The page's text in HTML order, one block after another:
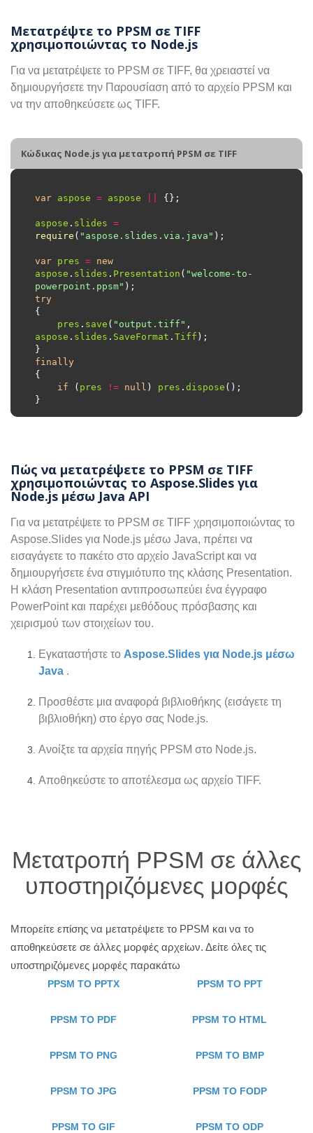
Μετατρέψτε το PPSM σε TIFF
χρησιμοποιώντας το Node.js
Για να μετατρέψετε το PPSM σε TIFF, θα χρειαστεί να
δημιουργήσετε την Παρουσίαση από το αρχείο PPSM και
να την αποθηκεύσετε ως TIFF.
Κώδικας Node.js για μετατροπή PPSM σε TIFF
var aspose = aspose
aspose . slides =
require ( "aspose.slides.via.java"
var pres = new
aspose . slides . Presentation ( "welcome-to-
powerpoint.ppsm"
try
pres . save ( "output.tiff"
aspose . slides . SaveFormat . Tiff
finally
if ( pres != null ) pres . dispose
Πώς να μετατρέψετε το PPSM σε TIFF
χρησιμοποιώντας το Aspose.Slides για
Node.js μέσω Java API
Για να μετατρέψετε το PPSM σε TIFF χρησιμοποιώντας το
Aspose.Slides για Node.js μέσω Java, πρέπει να
εισαγάγετε το πακέτο στο αρχείο JavaScript και να
δημιουργήσετε ένα στιγμιότυπο της κλάσης Presentation.
Η κλάση Presentation αντιπροσωπεύει ένα έγγραφο
PowerPoint και παρέχει μεθόδους πρόσβασης και
χειρισμού των στοιχείων του.
Εγκαταστήστε το Aspose.Slides για Node.js μέσω
Java .
Προσθέστε μια αναφορά βιβλιοθήκης (εισάγετε τη
βιβλιοθήκη) στο έργο σας Node.js.
Ανοίξτε τα αρχεία πηγής PPSM στο Node.js.
Αποθηκεύστε το αποτέλεσμα ως αρχείο TIFF.
Μετατροπή PPSM σε άλλες
υποστηριζόμενες μορφές
Μπορείτε επίσης να μετατρέψετε το PPSM και να το
αποθηκεύσετε σε άλλες μορφές αρχείων. Δείτε όλες τις
υποστηριζόμενες μορφές παρακάτω
PPSM TO PPTX PPSM TO PPT
PPSM TO PDF PPSM TO HTML
PPSM TO PNG PPSM TO BMP
PPSM TO JPG PPSM TO FODP
PPSM TO GIF PPSM TO ODP